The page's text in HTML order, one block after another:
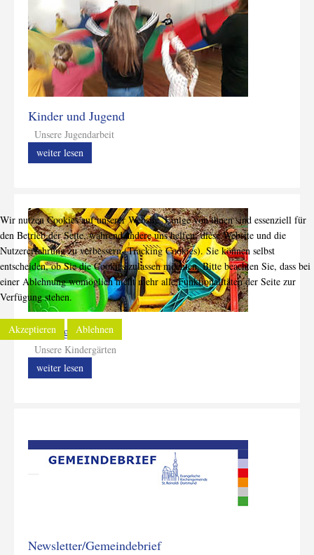
Kinder und Jugend
Unsere Jugendarbeit
weiter lesen
Kindergärten
Unsere Kindergärten
weiter lesen
Newsletter/Gemeindebrief
Wir nutzen Cookies auf unserer Website. Einige von ihnen sind essenziell für
den Betrieb der Seite, während andere uns helfen, diese Website und die
Nutzererfahrung zu verbessern (Tracking Cookies). Sie können selbst
entscheiden, ob Sie die Cookies zulassen möchten. Bitte beachten Sie, dass bei
einer Ablehnung womöglich nicht mehr alle Funktionalitäten der Seite zur
Verfügung stehen.
Akzeptieren Ablehnen